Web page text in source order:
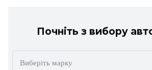
Почніть з вибору
Виберіть марку